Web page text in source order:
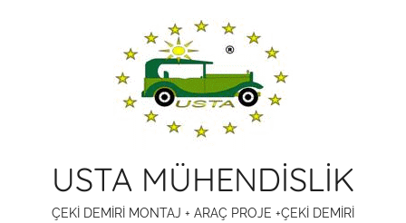
USTA MÜHENDİSLİK
ÇEKİ DEMİRİ MONTAJ + ARAÇ PROJE +ÇEKİ DEMİRİ